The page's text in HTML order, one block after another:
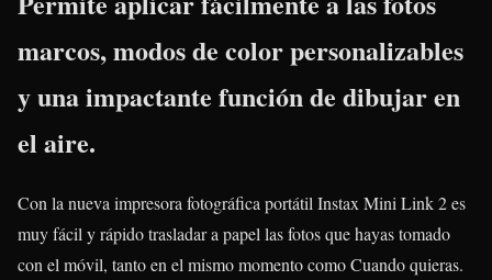
marcos, modos de color personalizables
y una impactante función de dibujar en
el aire.
Con la nueva impresora fotográfica portátil Instax Mini Link 2 es
muy fácil y rápido trasladar a papel las fotos que hayas tomado
con el móvil, tanto en el mismo momento como Cuando quieras.